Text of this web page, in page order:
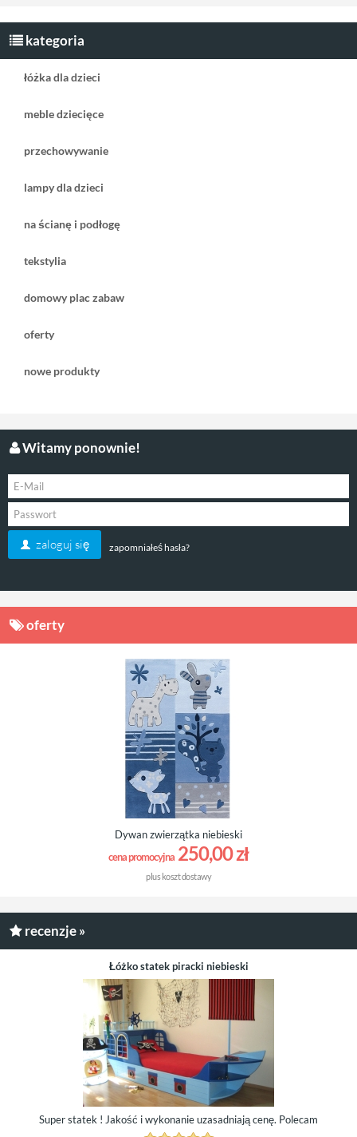
kategoria
łóżka dla dzieci
meble dziecięce
przechowywanie
lampy dla dzieci
na ścianę i podłogę
tekstylia
domowy plac zabaw
oferty
nowe produkty
Witamy ponownie!
zaloguj się zapomniałeś hasła?
oferty
Dywan zwierzątka niebieski
cena promocyjna 250,00 zł
pluskoszt dostawy
recenzje »
Łóżko statek piracki niebieski
Super statek ! Jakość i wykonanie uzasadniają cenę. Polecam